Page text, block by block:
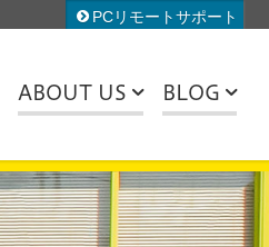
PCリモートサポート
ABOUT US
アクセス
BLOG
お知らせ
導入事例紹介